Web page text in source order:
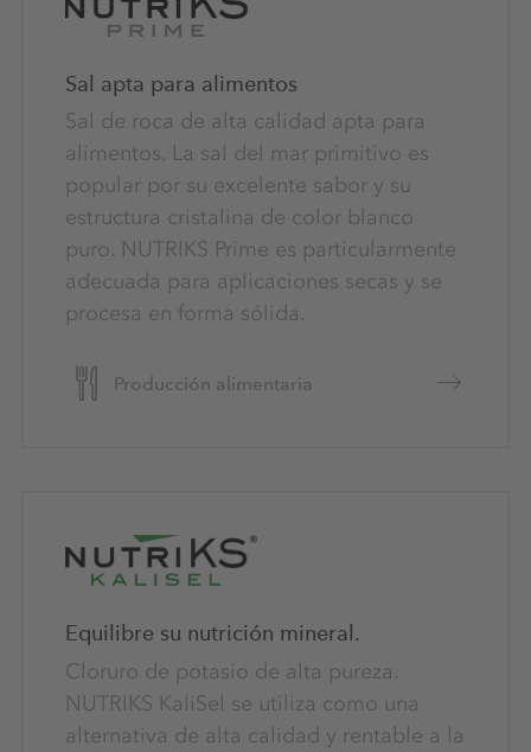
Sal apta para alimentos
Sal de roca de alta calidad apta para
alimentos. La sal del mar primitivo es
popular por su excelente sabor y su
estructura cristalina de color blanco
puro. NUTRIKS Prime es particularmente
adecuada para aplicaciones secas y se
procesa en forma sólida.
Producción alimentaria
Equilibre su nutrición mineral.
Cloruro de potasio de alta pureza.
NUTRIKS KaliSel se utiliza como una
alternativa de alta calidad y rentable a la